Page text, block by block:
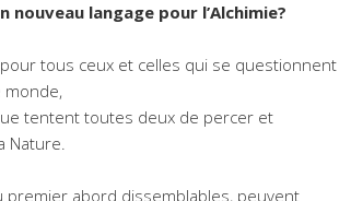
nouveau langage pour l’Alchimie?
tous ceux et celles qui se questionnent
monde,
tentent toutes deux de percer et
Nature.
premier abord dissemblables, peuvent